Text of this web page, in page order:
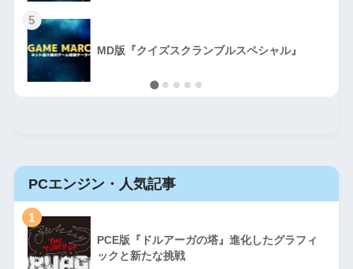
5
MD版『クイズスクランブルスペシャル』
PCエンジン・人気記事
1
PCE版『ドルアーガの塔』進化したグラフィ
ックと新たな挑戦